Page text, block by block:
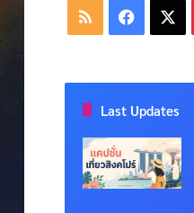
RSS Facebook
Last Updates